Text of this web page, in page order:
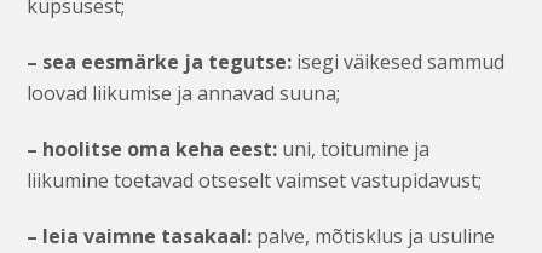
küpsusest;
– sea eesmärke ja tegutse: isegi väikesed sammud
loovad liikumise ja annavad suuna;
– hoolitse oma keha eest: uni, toitumine ja
liikumine toetavad otseselt vaimset vastupidavust;
– leia vaimne tasakaal: palve, mõtisklus ja usuline